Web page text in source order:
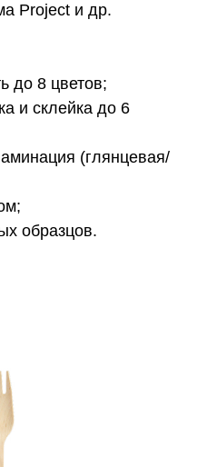
Project и др.
до 8 цветов;
и склейка до 6
(глянцевая/
образцов.